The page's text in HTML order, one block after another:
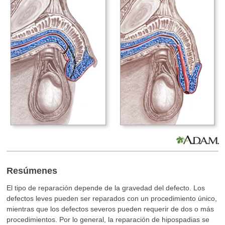
Resúmenes
El tipo de reparación depende de la gravedad del defecto. Los
defectos leves pueden ser reparados con un procedimiento único,
mientras que los defectos severos pueden requerir de dos o más
procedimientos. Por lo general, la reparación de hipospadias se